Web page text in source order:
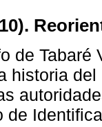
de
historia
de